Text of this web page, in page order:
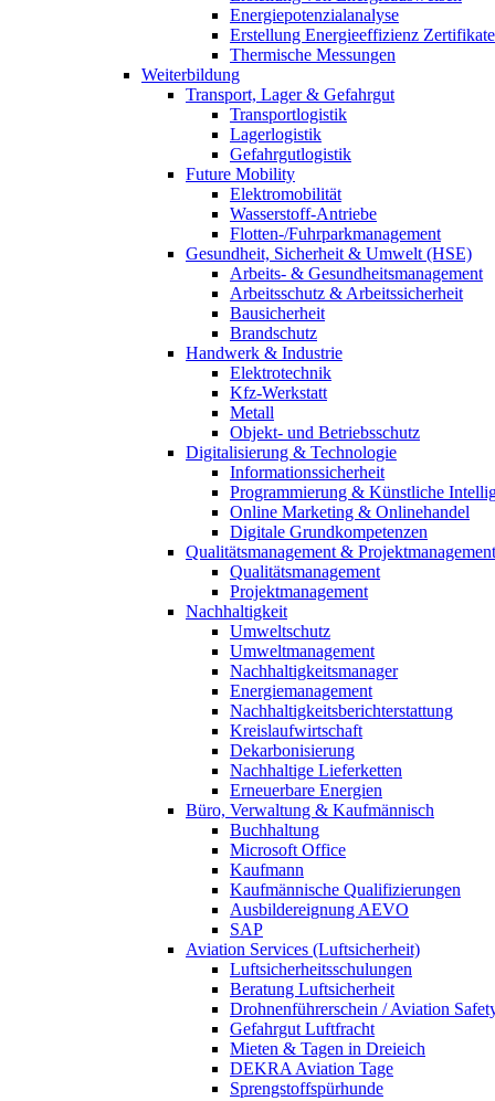
Energiepotenzialanalyse
Erstellung Energieeffizienz Zertifikate
Thermische Messungen
Weiterbildung
Transport, Lager & Gefahrgut
Transportlogistik
Lagerlogistik
Gefahrgutlogistik
Future Mobility
Elektromobilität
Wasserstoff-Antriebe
Flotten-/Fuhrparkmanagement
Gesundheit, Sicherheit & Umwelt (HSE)
Arbeits- & Gesundheitsmanagement
Arbeitsschutz & Arbeitssicherheit
Bausicherheit
Brandschutz
Handwerk & Industrie
Elektrotechnik
Kfz-Werkstatt
Metall
Objekt- und Betriebsschutz
Digitalisierung & Technologie
Informationssicherheit
Programmierung & Künstliche
Online Marketing & Onlinehandel
Digitale Grundkompetenzen
Qualitätsmanagement & Projektmanagement
Qualitätsmanagement
Projektmanagement
Nachhaltigkeit
Umweltschutz
Umweltmanagement
Nachhaltigkeitsmanager
Energiemanagement
Nachhaltigkeitsberichterstattung
Kreislaufwirtschaft
Dekarbonisierung
Nachhaltige Lieferketten
Erneuerbare Energien
Büro, Verwaltung & Kaufmännisch
Buchhaltung
Microsoft Office
Kaufmann
Kaufmännische Qualifizierungen
Ausbildereignung AEVO
SAP
Aviation Services (Luftsicherheit)
Luftsicherheitsschulungen
Beratung Luftsicherheit
Drohnenführerschein / Aviation
Gefahrgut Luftfracht
Mieten & Tagen in Dreieich
DEKRA Aviation Tage
Sprengstoffspürhunde